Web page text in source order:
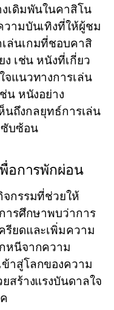
เดิมพันในคาสิโน
วามบันเทิงที่ให้ผู้ชม
ล่นเกมที่ชอบคาสิ
เช่น หนังที่เกี่ยว
แนวทางการเล่น
น หนังอย่าง
นถึงกลยุทธ์การเล่น
ซับซ้อน
อการพักผ่อน
จกรรมที่ช่วยให้
ารศึกษาพบว่าการ
รียดและเพิ่มความ
หนีจากความ
าสู่โลกของความ
สร้างแรงบันดาลใจ